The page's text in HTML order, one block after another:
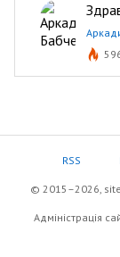
RSS
© 2015–2026,
Адміністрація